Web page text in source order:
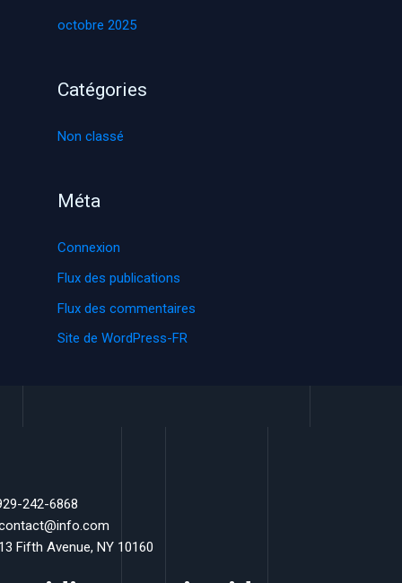
octobre 2025
Catégories
Non classé
Méta
Connexion
Flux des publications
Flux des commentaires
Site de WordPress-FR
242-6868
Fifth Avenue, NY 10160